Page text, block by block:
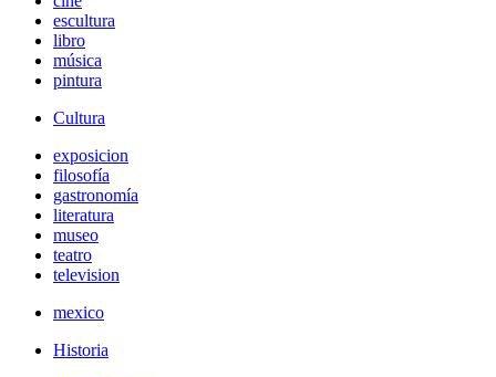
escultura
libro
música
pintura
Cultura
exposicion
filosofía
gastronomía
literatura
museo
teatro
television
mexico
Historia